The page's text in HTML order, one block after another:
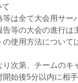
等は全て大会用サー
告等の大会の進行は
の使用方法につい
り次第、チームの
開始後5分以内に相